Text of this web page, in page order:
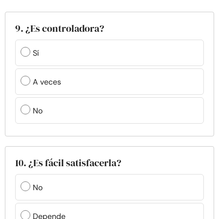
9. ¿Es controladora?
Sí
A veces
No
10. ¿Es fácil satisfacerla?
No
Depende